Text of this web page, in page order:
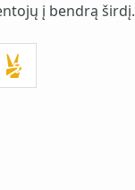
į bendrą širdį.